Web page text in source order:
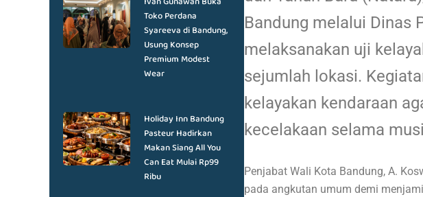
Toko Perdana
Syareeva di Bandung,
Usung Konsep
Premium Modest
Wear
Holiday Inn Bandung
Pasteur Hadirkan
Makan Siang All You
Can Eat Mulai Rp99
Ribu
Bandung melalui Dinas
melaksanakan uji
sejumlah lokasi.
kelayakan kendaraan
kecelakaan selama
Penjabat Wali Kota Bandung, A.
pada angkutan umum demi